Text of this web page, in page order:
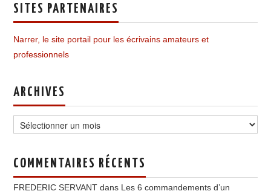
SITES PARTENAIRES
Narrer, le site portail pour les écrivains amateurs et
professionnels
ARCHIVES
COMMENTAIRES RÉCENTS
FREDERIC SERVANT dans Les 6 commandements d’un